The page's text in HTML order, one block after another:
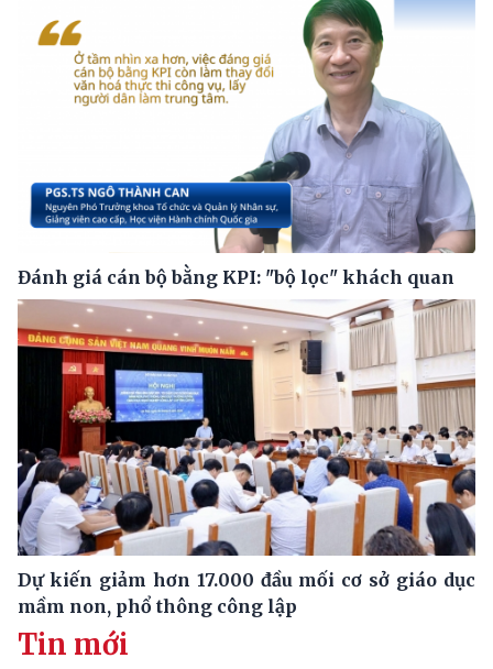
Đánh giá cán bộ bằng KPI: "bộ lọc" khách quan
Dự kiến giảm hơn 17.000 đầu mối cơ sở giáo dục
mầm non, phổ thông công lập
Tin mới